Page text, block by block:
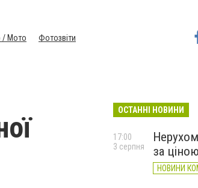
/ Мото
Фотозвіти
ОСТАННІ НОВИНИ
за
НОВИНИ
17:00
3 серпня